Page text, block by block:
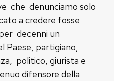
che denunciamo solo
a credere fosse
decenni un
Paese, partigiano,
politico, giurista e
difensore della